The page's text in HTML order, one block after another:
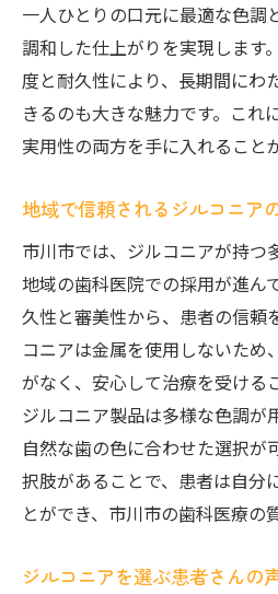
最新の技術で実現す
市川市の技術者が手
ジルコニアの魅力を
市川市における技術革
微笑みを変えるジルコニア
ジルコニアがもたら
市川市でのジルコニア
笑顔が変わるジルコ
ジルコニアで笑顔に
審美歯科におけるジ
ジルコニアで得られ
市川市でジルコニアセラ
市川市で体験できる
市川市の歯科医院での
一人ひとりの口元に最適な色調
調和した仕上がりを実現します
度と耐久性により、長期間にわ
きるのも大きな魅力です。これ
実用性の両方を手に入れること
地域で信頼されるジルコニア
市川市では、ジルコニアが持つ
地域の歯科医院での採用が進ん
久性と審美性から、患者の信頼
コニアは金属を使用しないため
がなく、安心して治療を受ける
ジルコニア製品は多様な色調が
自然な歯の色に合わせた選択が
択肢があることで、患者は自分
とができ、市川市の歯科医療の
ジルコニアを選ぶ患者さんの